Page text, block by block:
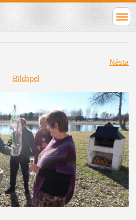
Nästa
Bildspel